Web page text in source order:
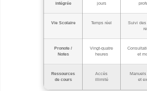
intégrée
jours
Vie Scolaire Temps réel
Suivi des
Pronote /
Notes
Vingt-quatre
heures
et
Ressources
de cours
Accès
illimité
Manuels
et